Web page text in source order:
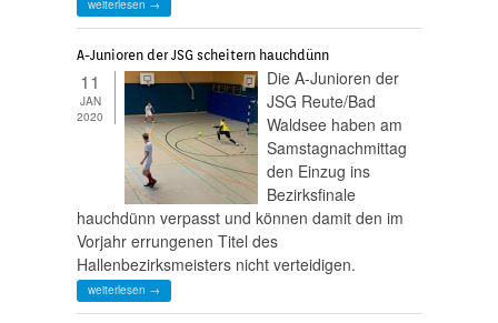
weiterlesen →
A-Junioren der JSG scheitern hauchdünn
11
JAN
2020
Die A-Junioren der
JSG Reute/Bad
Waldsee haben am
Samstagnachmittag
den Einzug ins
Bezirksfinale
hauchdünn verpasst und können damit den im
Vorjahr errungenen Titel des
Hallenbezirksmeisters nicht verteidigen.
weiterlesen →